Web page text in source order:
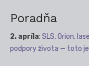
Poradňa
2. apríla: SLS, Orion,
podpory života — toto